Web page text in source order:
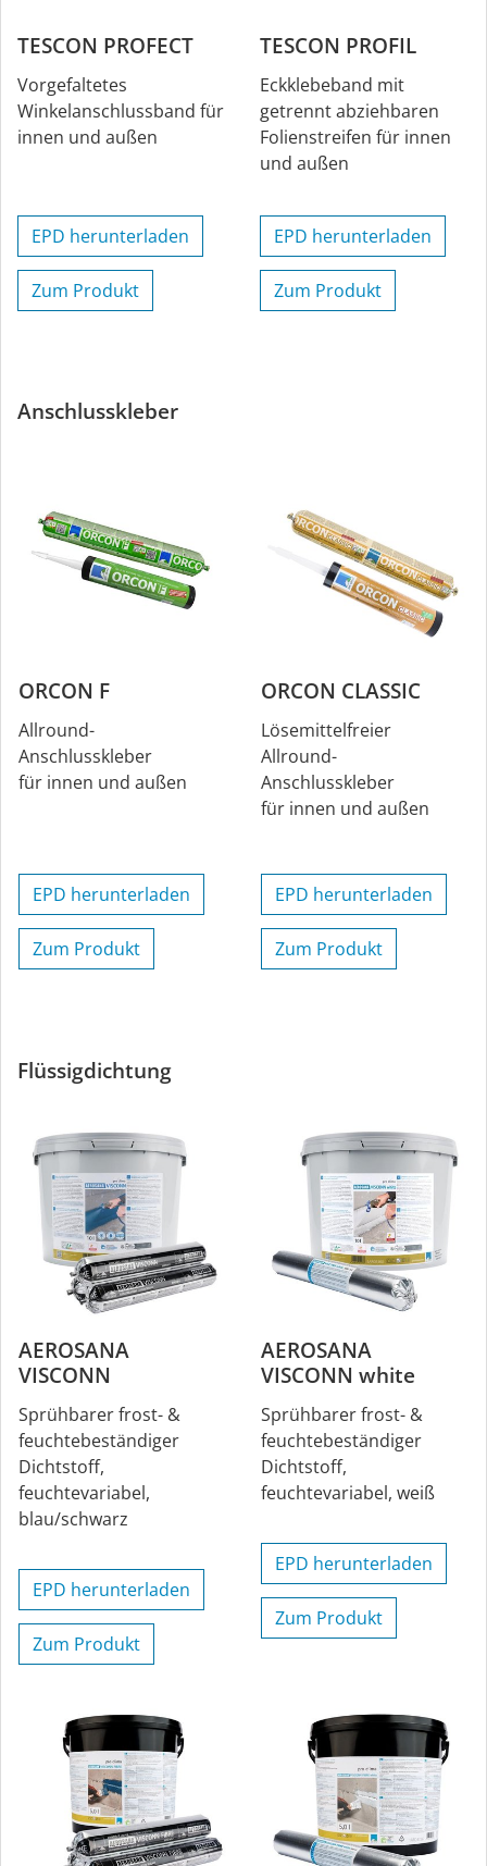
TESCON PROFECT
Vorgefaltetes
Winkelanschlussband für
innen und außen
EPD herunterladen
Zum Produkt
TESCON PROFIL
Eckklebeband mit
getrennt abziehbaren
Folienstreifen für innen
und außen
EPD herunterladen
Zum Produkt
Anschlusskleber
ORCON F
Allround-
Anschlusskleber
für innen und außen
EPD herunterladen
Zum Produkt
ORCON CLASSIC
Lösemittelfreier
Allround-
Anschlusskleber
für innen und außen
EPD herunterladen
Zum Produkt
Flüssigdichtung
AEROSANA
VISCONN
Sprühbarer frost- &
feuchtebeständiger
Dichtstoff,
feuchtevariabel,
blau/schwarz
EPD herunterladen
Zum Produkt
AEROSANA
VISCONN white
Sprühbarer frost- &
feuchtebeständiger
Dichtstoff,
feuchtevariabel, weiß
EPD herunterladen
Zum Produkt